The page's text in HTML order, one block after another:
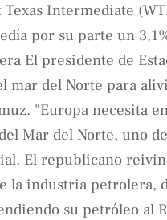
Intermediate
por su parte un
El presidente de
mar del Norte para
"Europa necesita
Mar del Norte, uno
El republicano
la industria petrolera,
su petróleo al